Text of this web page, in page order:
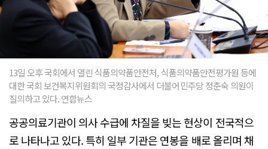
13일 오후 국회에서 열린 식품의약품안전처, 식품의약품안전평가원 등에
대한 국회 보건복지위원회의 국정감사에서 더불어민주당 정춘숙 의원이
질의하고 있다. 연합뉴스
공공의료기관이 의사 수급에 차질을 빚는 현상이 전국적으
로 나타나고 있다. 특히 일부 기관은 연봉을 배로 올리며 채